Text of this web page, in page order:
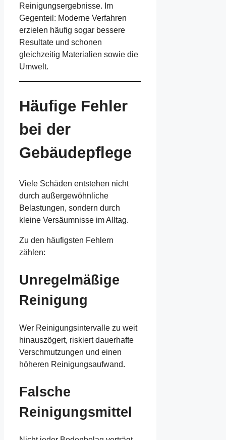
Reinigungsergebnisse. Im
Gegenteil: Moderne Verfahren
erzielen häufig sogar bessere
Resultate und schonen
gleichzeitig Materialien sowie die
Umwelt.
Häufige Fehler
bei der
Gebäudepflege
Viele Schäden entstehen nicht
durch außergewöhnliche
Belastungen, sondern durch
kleine Versäumnisse im Alltag.
Zu den häufigsten Fehlern
zählen:
Unregelmäßige
Reinigung
Wer Reinigungsintervalle zu weit
hinauszögert, riskiert dauerhafte
Verschmutzungen und einen
höheren Reinigungsaufwand.
Falsche
Reinigungsmittel